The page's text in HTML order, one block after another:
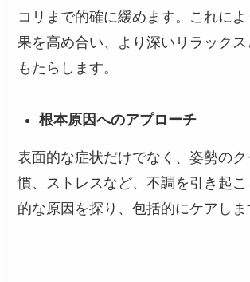
コリまで的確に緩めます。これに
果を高め合い、より深いリラック
もたらします。
根本原因へのアプローチ
表面的な症状だけでなく、姿勢の
慣、ストレスなど、不調を引き起
的な原因を探り、包括的にケアしま